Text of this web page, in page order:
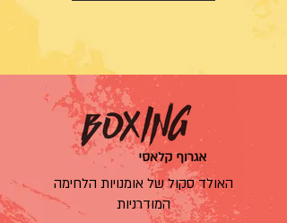
האולד סקול של אומנויות הלחימה
המודרניות